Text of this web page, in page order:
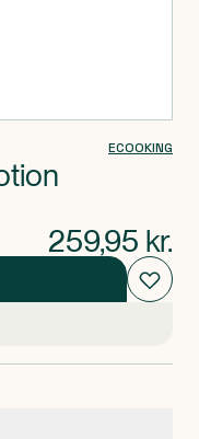
ECOOKING
259,95 kr.